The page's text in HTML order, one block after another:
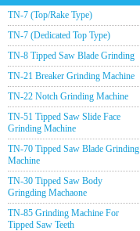
TN-7 (Top/Rake Type)
TN-7 (Dedicated Top Type)
TN-8 Tipped Saw Blade Grinding
TN-21 Breaker Grinding Machine
TN-22 Notch Grinding Machine
TN-51 Tipped Saw Slide Face
Grinding Machine
TN-70 Tipped Saw Blade Grinding
Machine
TN-30 Tipped Saw Body
Gringding Machaone
TN-85 Grinding Machine For
Tipped Saw Teeth